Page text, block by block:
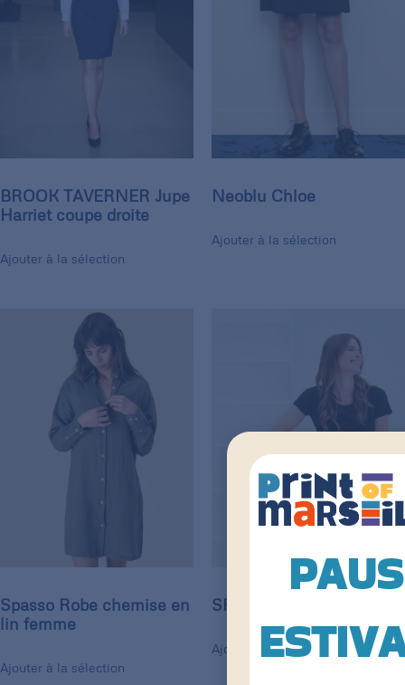
BROOK TAVERNER Jupe
Harriet coupe droite
Ajouter à la sélection
Neoblu Chloe
Ajouter à la sélection
Spasso Robe chemise en
lin femme
Ajouter à la sélection
SF Clothing Robe t-shirt
Ajouter à la sélection